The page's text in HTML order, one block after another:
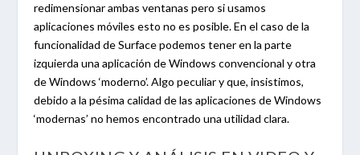
redimensionar ambas ventanas pero si usamos
aplicaciones móviles esto no es posible. En el caso de la
funcionalidad de Surface podemos tener en la parte
izquierda una aplicación de Windows convencional y otra
de Windows ‘moderno’. Algo peculiar y que, insistimos,
debido a la pésima calidad de las aplicaciones de Windows
‘modernas’ no hemos encontrado una utilidad clara.